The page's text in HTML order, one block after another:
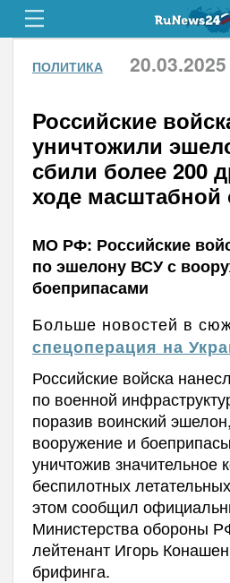
ПОЛИТИКА
Российские
уничтожили
сбили более 200
ходе масштабной
МО РФ: Российские
по эшелону ВСУ с
боеприпасами
Больше новостей в
спецоперация на
Российские войска
по военной
поразив воинский
вооружение и
уничтожив значительное
беспилотных
этом сообщил
Министерства обороны
лейтенант Игорь
брифинга.